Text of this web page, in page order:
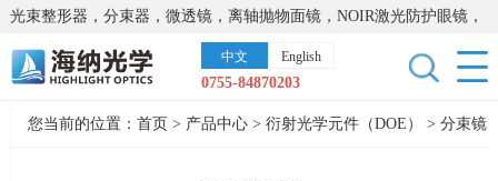
光束整形器，分束器，微透镜，离轴抛物面镜，NOIR激光防护眼镜，
太阳能模拟器，显微镜载物台，激光器，光谱仪，红外热像仪，激光
晶体
中文 English
0755-84870203
您当前的位置： 首页 > 产品中心> 衍射光学元件（DOE） > 分束镜